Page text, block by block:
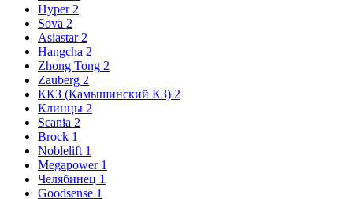
Hyper 2
Sova 2
Asiastar 2
Hangcha 2
Zhong Tong 2
Zauberg 2
ККЗ (Камышинский КЗ) 2
Клинцы 2
Scania 2
Brock 1
Noblelift 1
Megapower 1
Челябинец 1
Goodsense 1